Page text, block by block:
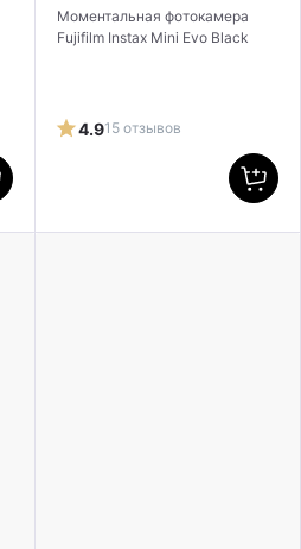
Моментальная фотокамера
Fujifilm Instax Mini Evo Black
4.915 отзывов